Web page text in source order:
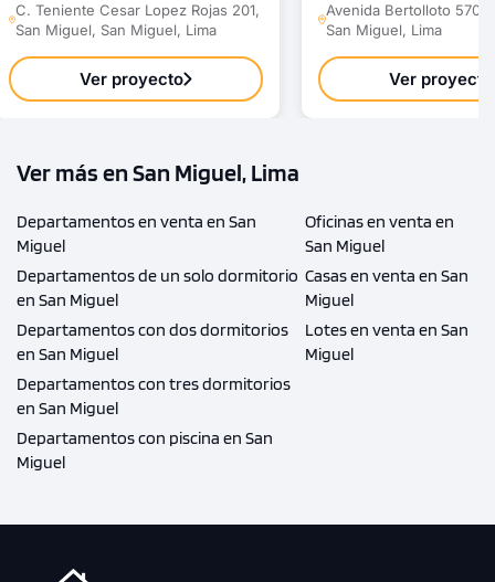
C. Teniente Cesar Lopez Rojas 201,
San Miguel, San Miguel, Lima
Ver proyecto
Avenida Bertolloto 570.
San Miguel, Lima
Ver proyecto
Ver más en San Miguel, Lima
Departamentos en venta en San
Miguel
Departamentos de un solo dormitorio
en San Miguel
Departamentos con dos dormitorios
en San Miguel
Departamentos con tres dormitorios
en San Miguel
Departamentos con piscina en San
Miguel
Oficinas en venta en
San Miguel
Casas en venta en San
Miguel
Lotes en venta en San
Miguel